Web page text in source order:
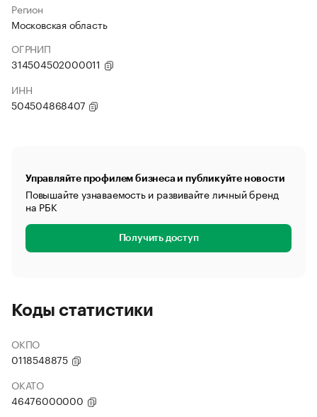
Регион
Московская область
ОГРНИП
314504502000011
ИНН
504504868407
Управляйте профилем бизнеса и публикуйте новости
Повышайте узнаваемость и развивайте личный бренд
на РБК
Получить доступ
Коды статистики
ОКПО
0118548875
ОКАТО
46476000000